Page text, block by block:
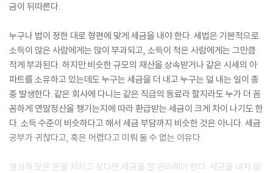
금이 뒤따른다.
누구나 법이 정한 대로 형편에 맞게 세금을 내야 한다. 세법은 기본적으로
소득이 많은 사람에게는 많이 부과되고, 소득이 적은 사람에게는 그만큼
적게 부과된다. 하지만 비슷한 규모의 재산을 상속받거나 같은 시세의 아
파트를 소유하고 있는데도 누구는 세금을 더 내고 누구는 덜 내는 일이 종
종 발생한다. 같은 회사에 다니는 같은 직급의 동료라 할지라도 누가 더 꼼
꼼하게 연말정산을 챙기는지에 따라 환급받는 세금이 크게 차이 나기도 한
다. 소득 수준이 비슷하다고 해서 세금 부담까지 비슷한 것은 아니다. 세금
공부가 귀찮다고, 혹은 어렵다고 미뤄 둘 수 없는 이유다.
열심히 모은 돈을 지키고 싶다면 세금을 잘 관리해야 한다. 세금을 내지 않